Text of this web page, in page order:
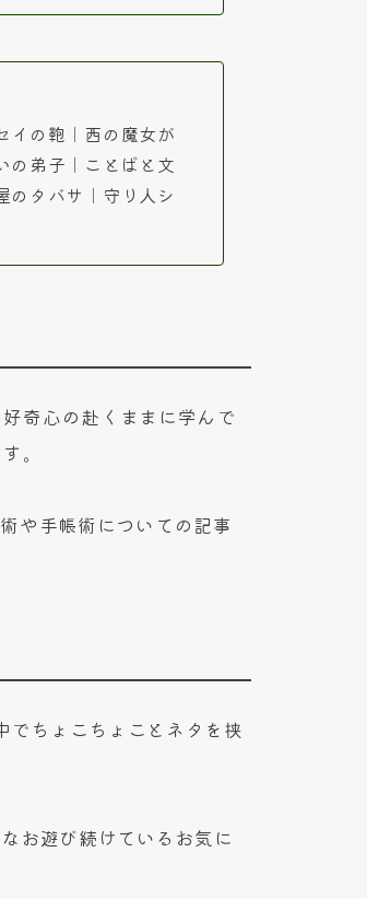
イの鞄｜西の魔女が
の弟子｜ことばと文
のタバサ｜守り人シ
奇心の赴くままに学んで
。
や手帳術についての記事
ちょこちょことネタを挟
お遊び続けているお気に